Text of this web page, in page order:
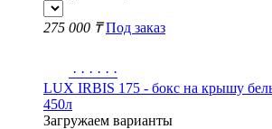
275 000 ₸ Под заказ
· · · · · ·
LUX IRBIS 175 - бокс на крышу
450л
Загружаем варианты